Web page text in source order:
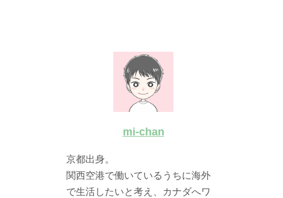
mi-chan
京都出身。
関西空港で働いているうちに海外
で生活したいと考え、カナダへワ